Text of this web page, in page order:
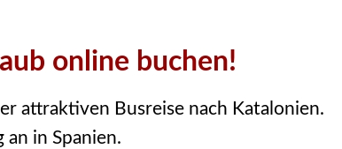
online buchen!
attraktiven Busreise nach Katalonien.
in Spanien.